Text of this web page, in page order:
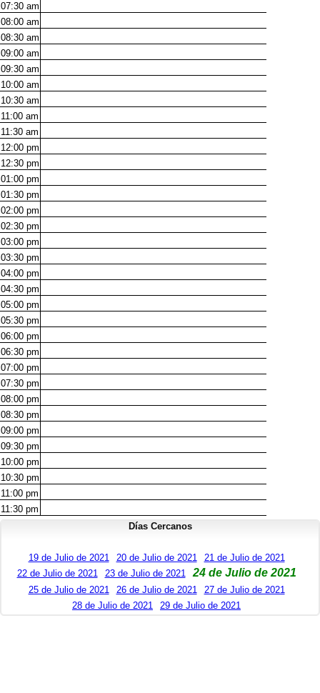
07:30 am
08:00 am
08:30 am
09:00 am
09:30 am
10:00 am
10:30 am
11:00 am
11:30 am
12:00 pm
12:30 pm
01:00 pm
01:30 pm
02:00 pm
02:30 pm
03:00 pm
03:30 pm
04:00 pm
04:30 pm
05:00 pm
05:30 pm
06:00 pm
06:30 pm
07:00 pm
07:30 pm
08:00 pm
08:30 pm
09:00 pm
09:30 pm
10:00 pm
10:30 pm
11:00 pm
11:30 pm
Días Cercanos
19 de Julio de 2021 20 de Julio de 2021
21 de Julio de 2021
22 de Julio de 2021
23 de Julio de 2021 24 de Julio de 2021
25 de Julio de 2021 26 de Julio de 2021
27 de Julio de 2021
28 de Julio de 2021
29 de Julio de 2021